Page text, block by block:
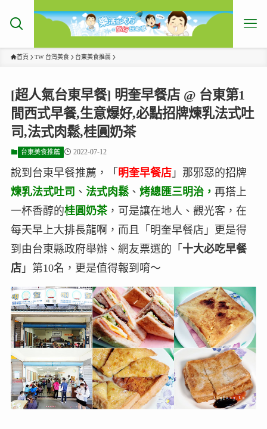
首頁 TW 台灣美食 台東美食推薦
[超人氣台東早餐] 明奎早餐店 @ 台東第1
間西式早餐,生意爆好,必點招牌煉乳法式吐
司,法式肉鬆,桂圓奶茶
台東美食推薦 2022-07-12
說到台東早餐推薦，「 明奎早餐店」那邪惡的招牌
煉乳法式吐司 、 法式肉鬆、 烤總匯三明治， 再搭上
一杯香醇的桂圓奶茶，可是讓在地人、觀光客，在
每天早上大排長龍啊，而且「明奎早餐店」更是得
到由台東縣政府舉辦、網友票選的「 十大必吃早餐
店」第10名，更是值得報到唷～